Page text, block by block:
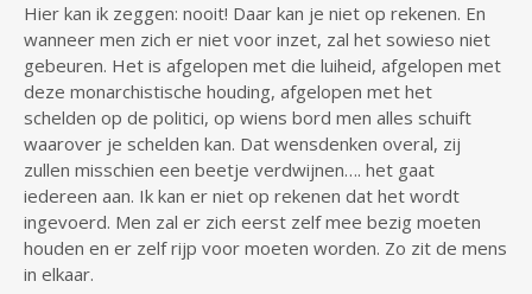
Hier kan ik zeggen: nooit! Daar kan je niet op rekenen. En
wanneer men zich er niet voor inzet, zal het sowieso niet
gebeuren. Het is afgelopen met die luiheid, afgelopen met
deze monarchistische houding, afgelopen met het
schelden op de politici, op wiens bord men alles schuift
waarover je schelden kan. Dat wensdenken overal, zij
zullen misschien een beetje verdwijnen…. het gaat
iedereen aan. Ik kan er niet op rekenen dat het wordt
ingevoerd. Men zal er zich eerst zelf mee bezig moeten
houden en er zelf rijp voor moeten worden. Zo zit de mens
in elkaar.